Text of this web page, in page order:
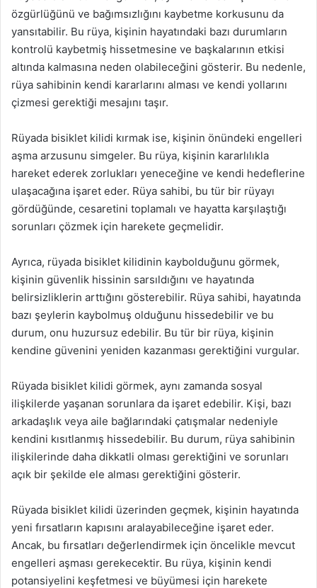
özgürlüğünü ve bağımsızlığını kaybetme korkusunu da
yansıtabilir. Bu rüya, kişinin hayatındaki bazı durumların
kontrolü kaybetmiş hissetmesine ve başkalarının etkisi
altında kalmasına neden olabileceğini gösterir. Bu nedenle,
rüya sahibinin kendi kararlarını alması ve kendi yollarını
çizmesi gerektiği mesajını taşır.
Rüyada bisiklet kilidi kırmak ise, kişinin önündeki engelleri
aşma arzusunu simgeler. Bu rüya, kişinin kararlılıkla
hareket ederek zorlukları yeneceğine ve kendi hedeflerine
ulaşacağına işaret eder. Rüya sahibi, bu tür bir rüyayı
gördüğünde, cesaretini toplamalı ve hayatta karşılaştığı
sorunları çözmek için harekete geçmelidir.
Ayrıca, rüyada bisiklet kilidinin kaybolduğunu görmek,
kişinin güvenlik hissinin sarsıldığını ve hayatında
belirsizliklerin arttığını gösterebilir. Rüya sahibi, hayatında
bazı şeylerin kaybolmuş olduğunu hissedebilir ve bu
durum, onu huzursuz edebilir. Bu tür bir rüya, kişinin
kendine güvenini yeniden kazanması gerektiğini vurgular.
Rüyada bisiklet kilidi görmek, aynı zamanda sosyal
ilişkilerde yaşanan sorunlara da işaret edebilir. Kişi, bazı
arkadaşlık veya aile bağlarındaki çatışmalar nedeniyle
kendini kısıtlanmış hissedebilir. Bu durum, rüya sahibinin
ilişkilerinde daha dikkatli olması gerektiğini ve sorunları
açık bir şekilde ele alması gerektiğini gösterir.
Rüyada bisiklet kilidi üzerinden geçmek, kişinin hayatında
yeni fırsatların kapısını aralayabileceğine işaret eder.
Ancak, bu fırsatları değerlendirmek için öncelikle mevcut
engelleri aşması gerekecektir. Bu rüya, kişinin kendi
potansiyelini keşfetmesi ve büyümesi için harekete